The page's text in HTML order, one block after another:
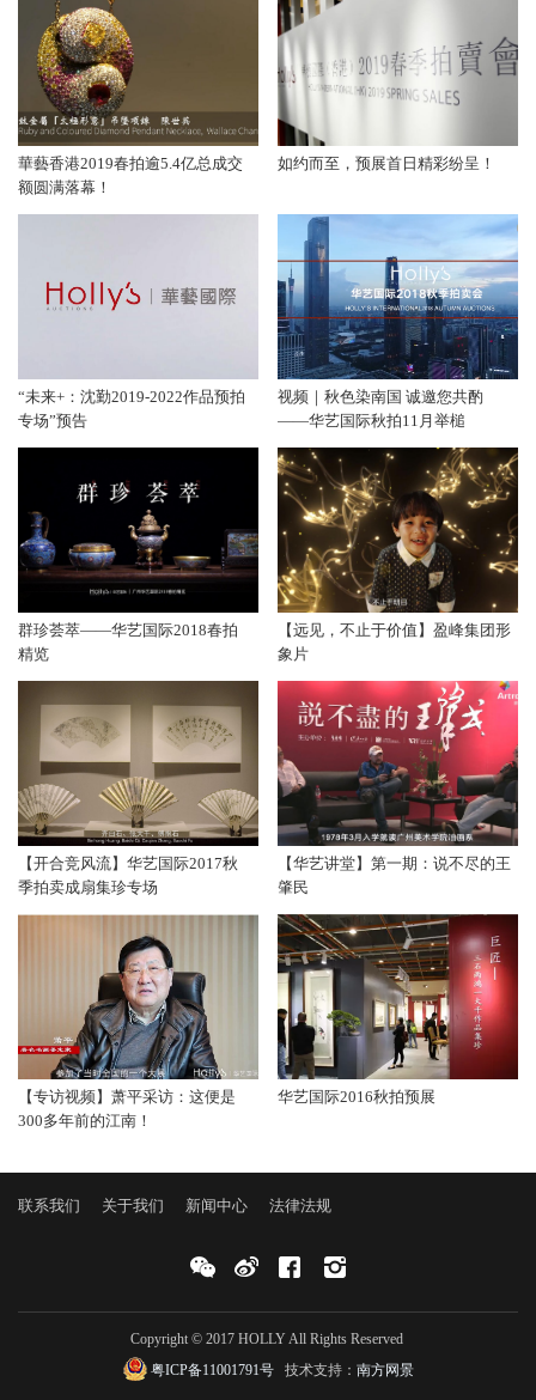
華藝香港2019春拍逾5.4亿总成交
额圆满落幕！
如约而至，预展首日精彩纷呈！
“未来+：沈勤2019-2022作品预拍
专场”预告
视频｜秋色染南国 诚邀您共酌
——华艺国际秋拍11月举槌
群珍荟萃——华艺国际2018春拍
精览
【远见，不止于价值】盈峰集团形
象片
【开合竞风流】华艺国际2017秋
季拍卖成扇集珍专场
【华艺讲堂】第一期：说不尽的王
肇民
【专访视频】萧平采访：这便是
300多年前的江南！
华艺国际2016秋拍预展
联系我们 关于我们 新闻中心 法律法规
Copyright © 2017 HOLLY All Rights Reserved
粤ICP备11001791号技术支持： 南方网景